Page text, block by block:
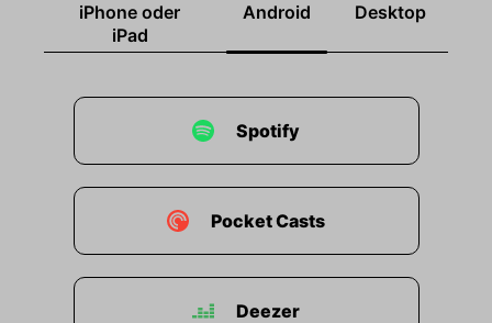
iPhone oder
iPad
Android Desktop
Spotify
Pocket Casts
Deezer